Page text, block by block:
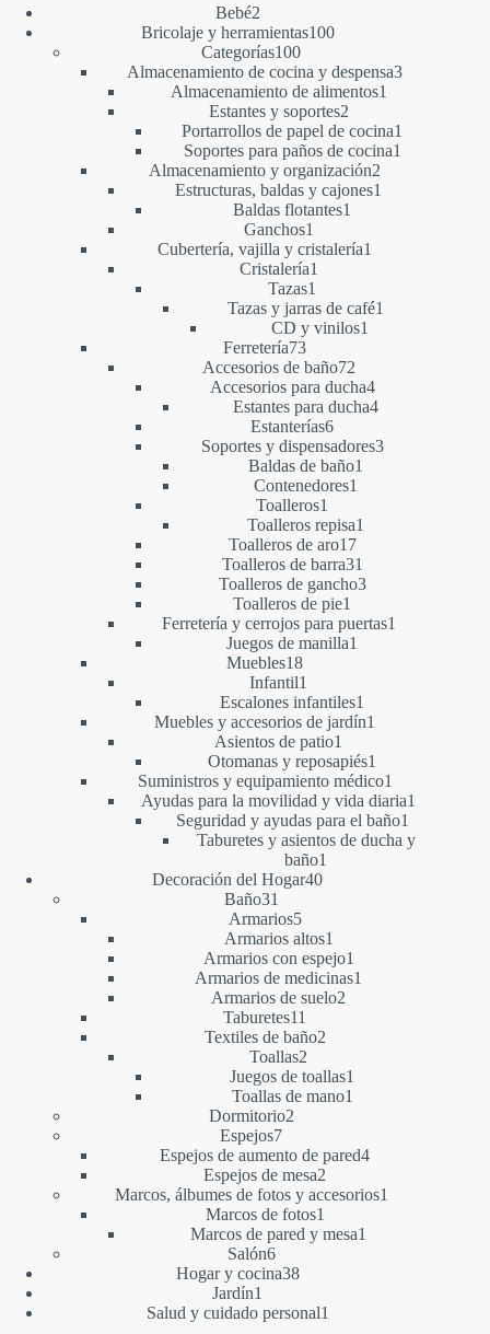
Bebé22
productos
Bricolaje y herramientas100100
Categorías100100
productos
Almacenamiento de cocina y despensa33
Almacenamiento de alimentos1
Estantes y soportes22
productos
Portarrollos de papel de cocina1
Soportes para paños de cocina1
Almacenamiento y organización2
Estructuras, baldas y cajones1
Baldas flotantes1
Ganchos1
producto
Cubertería, vajilla y cristalería1
Cristalería1
Tazas1
producto
Tazas y jarras de café1
CD y vinilos1
Ferretería7373
productos
Accesorios de baño7272
productos
Accesorios para ducha44
productos
Estantes para ducha44
Estanterías66
productos
Soportes y dispensadores33
Baldas de baño1
Contenedores1
Toalleros1
producto
Toalleros repisa1
Toalleros de aro1717
productos
Toalleros de barra31
productos
Toalleros de gancho33
Toalleros de pie1
producto
Ferretería y cerrojos para puertas1
Juegos de manilla1
Muebles1818
productos
Infantil1
producto
Escalones infantiles1
producto
Muebles y accesorios de jardín1
Asientos de patio1
producto
Otomanas y reposapiés1
producto
Suministros y equipamiento médico1
producto
Ayudas para la movilidad y vida diaria1
Seguridad y ayudas para el baño1
producto
Taburetes y asientos de ducha y
baño1
Decoración del Hogar4040
Baño31
productos
Armarios55
productos
Armarios altos1
producto
Armarios con espejo1
producto
Armarios de medicinas1
Armarios de suelo2
Taburetes11
productos
Textiles de baño22
Toallas2
productos
Juegos de toallas1
Toallas de mano1
Dormitorio22
Espejos77
productos
Espejos de aumento de pared44
Espejos de mesa2
productos
Marcos, álbumes de fotos y accesorios1
Marcos de fotos1
producto
Marcos de pared y mesa1
Salón66
productos
Hogar y cocina3838
Jardín1
producto
Salud y cuidado personal1